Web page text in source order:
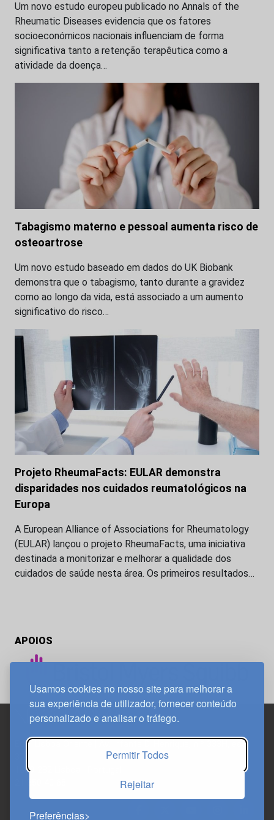
Usamos cookies no nosso site para melhorar a
sua experiência de utilizador, fornecer conteúdo
personalizado e analisar o tráfego.
Permitir Todos
Rejeitar
Preferências
Um novo estudo europeu publicado no Annals of the
Rheumatic Diseases evidencia que os fatores
socioeconómicos nacionais influenciam de forma
significativa tanto a retenção terapêutica como a
atividade da doença…
Tabagismo materno e pessoal aumenta risco de
osteoartrose
Um novo estudo baseado em dados do UK Biobank
demonstra que o tabagismo, tanto durante a gravidez
como ao longo da vida, está associado a um aumento
significativo do risco…
Projeto RheumaFacts: EULAR demonstra
disparidades nos cuidados reumatológicos na
Europa
A European Alliance of Associations for Rheumatology
(EULAR) lançou o projeto RheumaFacts, uma iniciativa
destinada a monitorizar e melhorar a qualidade dos
cuidados de saúde nesta área. Os primeiros resultados…
APOIOS
Edif. Lisboa Oriente | Av. Infante D. Henrique, n.º 333H, esc.
1800-282 Lisboa | Portugal